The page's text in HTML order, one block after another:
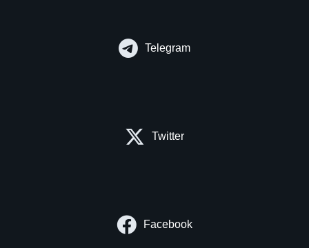
Telegram
Twitter
Facebook